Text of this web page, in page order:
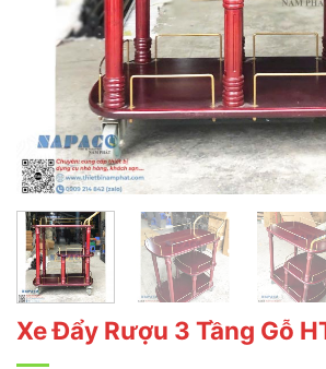
Xe Đẩy Rượu 3 Tầng Gỗ